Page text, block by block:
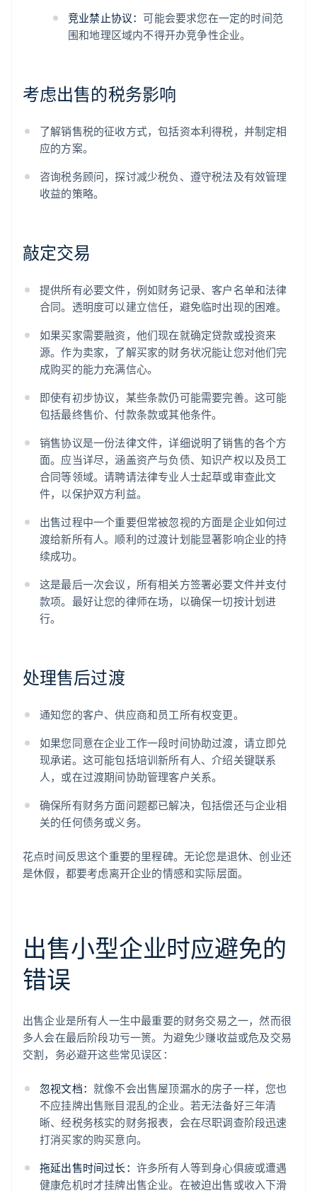
竞业禁止协议：可能会要求您在一定的时间范
围和地理区域内不得开办竞争性企业。
考虑出售的税务影响
了解销售税的征收方式，包括资本利得税，并制定相
应的方案。
咨询税务顾问，探讨减少税负、遵守税法及有效管理
收益的策略。
敲定交易
提供所有必要文件，例如财务记录、客户名单和法律
合同。透明度可以建立信任，避免临时出现的困难。
如果买家需要融资，他们现在就确定贷款或投资来
源。作为卖家，了解买家的财务状况能让您对他们完
成购买的能力充满信心。
即使有初步协议，某些条款仍可能需要完善。这可能
包括最终售价、付款条款或其他条件。
销售协议是一份法律文件，详细说明了销售的各个方
面。应当详尽，涵盖资产与负债、知识产权以及员工
合同等领域。请聘请法律专业人士起草或审查此文
件，以保护双方利益。
出售过程中一个重要但常被忽视的方面是企业如何过
渡给新所有人。顺利的过渡计划能显著影响企业的持
续成功。
这是最后一次会议，所有相关方签署必要文件并支付
款项。最好让您的律师在场，以确保一切按计划进
行。
处理售后过渡
通知您的客户、供应商和员工所有权变更。
如果您同意在企业工作一段时间协助过渡，请立即兑
现承诺。这可能包括培训新所有人、介绍关键联系
人，或在过渡期间协助管理客户关系。
确保所有财务方面问题都已解决，包括偿还与企业相
关的任何债务或义务。
花点时间反思这个重要的里程碑。无论您是退休、创业还
是休假，都要考虑离开企业的情感和实际层面。
出售小型企业时应避免的
错误
出售企业是所有人一生中最重要的财务交易之一，然而很
多人会在最后阶段功亏一篑。为避免少赚收益或危及交易
交割，务必避开这些常见误区：
忽视文档： 就像不会出售屋顶漏水的房子一样，您也
不应挂牌出售账目混乱的企业。若无法备好三年清
晰、经税务核实的财务报表，会在尽职调查阶段迅速
打消买家的购买意向。
拖延出售时间过长： 许多所有人等到身心俱疲或遭遇
健康危机时才挂牌出售企业。在被迫出售或收入下滑